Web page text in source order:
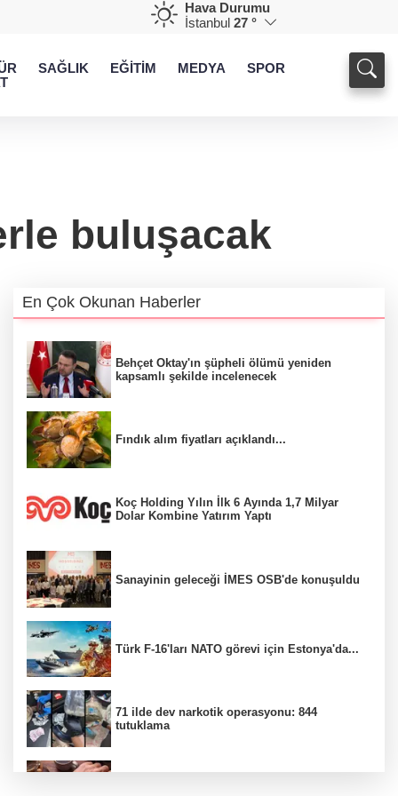
Hava Durumu
İstanbul 27 °
SAĞLIK EĞİTİM MEDYA SPOR
buluşacak
En Çok Okunan Haberler
Behçet Oktay'ın şüpheli ölümü yeniden
kapsamlı şekilde incelenecek
Fındık alım fiyatları açıklandı...
Koç Holding Yılın İlk 6 Ayında 1,7 Milyar
Dolar Kombine Yatırım Yaptı
Sanayinin geleceği İMES OSB'de konuşuldu
Türk F-16'ları NATO görevi için Estonya'da...
71 ilde dev narkotik operasyonu: 844
tutuklama